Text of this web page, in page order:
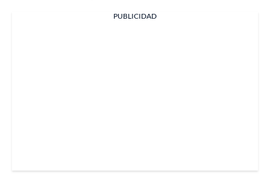
PUBLICIDAD